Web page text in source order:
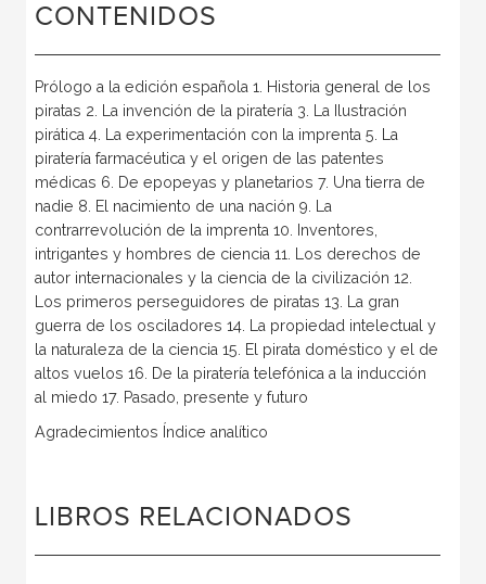
CONTENIDOS
Prólogo a la edición española 1. Historia general de los
piratas 2. La invención de la piratería 3. La Ilustración
pirática 4. La experimentación con la imprenta 5. La
piratería farmacéutica y el origen de las patentes
médicas 6. De epopeyas y planetarios 7. Una tierra de
nadie 8. El nacimiento de una nación 9. La
contrarrevolución de la imprenta 10. Inventores,
intrigantes y hombres de ciencia 11. Los derechos de
autor internacionales y la ciencia de la civilización 12.
Los primeros perseguidores de piratas 13. La gran
guerra de los osciladores 14. La propiedad intelectual y
la naturaleza de la ciencia 15. El pirata doméstico y el de
altos vuelos 16. De la piratería telefónica a la inducción
al miedo 17. Pasado, presente y futuro
Agradecimientos Índice analítico
LIBROS RELACIONADOS